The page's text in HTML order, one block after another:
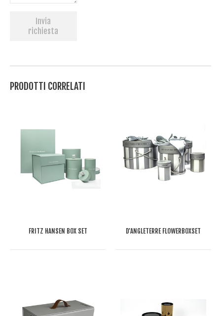
Invia
richiesta
PRODOTTI CORRELATI
FRITZ HANSEN BOX SET D'ANGLETERRE FLOWERBOXSET